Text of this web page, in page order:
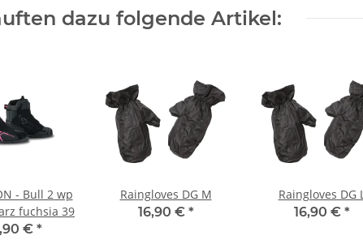
dazu folgende Artikel:
- Bull 2 wp
fuchsia 39
€ *
Raingloves DG M
16,90 € *
Raingloves DG L
16,90 € *